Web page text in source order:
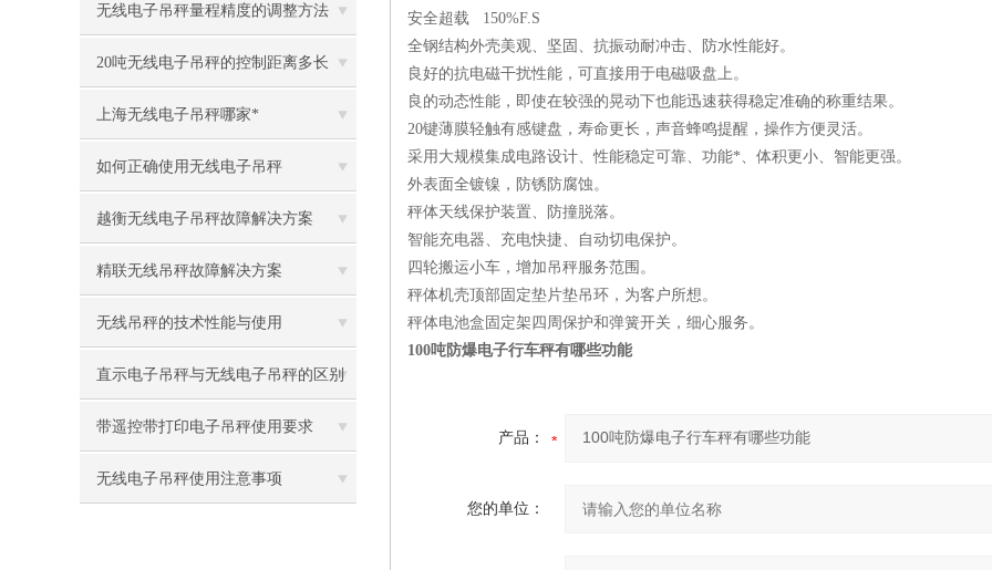
无线电子吊秤量程精度的调整方法
20吨无线电子吊秤的控制距离多长
上海无线电子吊秤哪家*
如何正确使用无线电子吊秤
越衡无线电子吊秤故障解决方案
精联无线吊秤故障解决方案
无线吊秤的技术性能与使用
直示电子吊秤与无线电子吊秤的区别
在那里
带遥控带打印电子吊秤使用要求
无线电子吊秤使用注意事项
安全超载
150%F.S
全钢结构外壳美观、坚固、抗振动耐冲击、防水性能好。
良好的抗电磁干扰性能，可直接用于电磁吸盘上。
良的动态性能，即使在较强的晃动下也能迅速获得稳定准确的称重结果。
20键薄膜轻触有感键盘，寿命更长，声音蜂鸣提醒，操作方便灵活。
采用大规模集成电路设计、性能稳定可靠、功能*、体积更小、智能更强。
外表面全镀镍，防锈防腐蚀。
秤体天线保护装置、防撞脱落。
智能充电器、充电快捷、自动切电保护。
四轮搬运小车，增加吊秤服务范围。
秤体机壳顶部固定垫片垫吊环，为客户所想。
秤体电池盒固定架四周保护和弹簧开关，细心服务。
100吨防爆电子行车秤有哪些功能
产品：
您的单位：